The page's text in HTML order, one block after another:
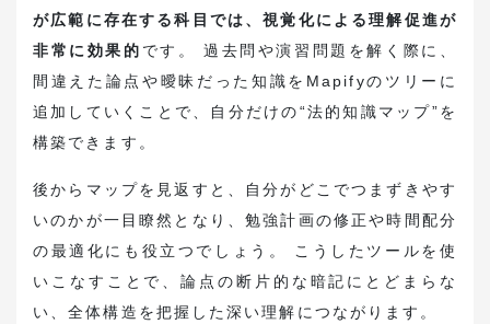
が広範に存在する科目では、視覚化による理解促進が
非常に効果的 です。 過去問や演習問題を解く際に、
間違えた論点や曖昧だった知識をMapifyのツリーに
追加していくことで、自分だけの“法的知識マップ”を
構築できます。
後からマップを見返すと、自分がどこでつまずきやす
いのかが一目瞭然となり、勉強計画の修正や時間配分
の最適化にも役立つでしょう。 こうしたツールを使
いこなすことで、論点の断片的な暗記にとどまらな
い、全体構造を把握した深い理解につながります。